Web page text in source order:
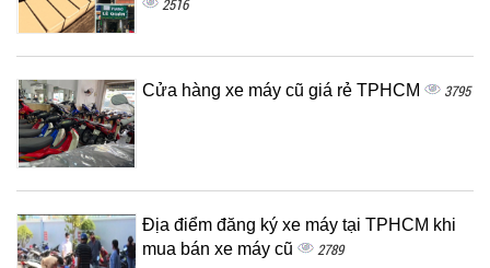
2516
Cửa hàng xe máy cũ giá rẻ TPHCM 3795
Địa điểm đăng ký xe máy tại TPHCM khi
mua bán xe máy cũ
2789